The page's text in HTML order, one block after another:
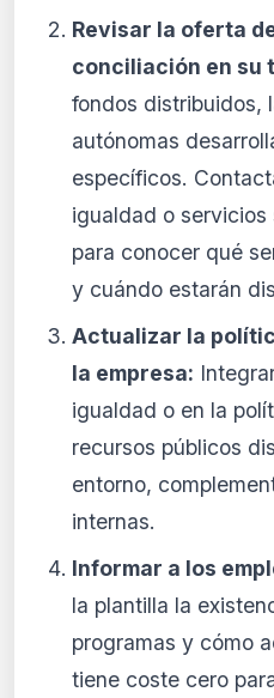
Revisar la oferta
conciliación en su
fondos distribuidos,
autónomas
específicos.
igualdad o
para conocer qué
y cuándo estarán
Actualizar la
la empresa:
igualdad o en la
recursos públicos
entorno,
internas.
Informar a los
la plantilla la
programas y cómo
tiene coste cero